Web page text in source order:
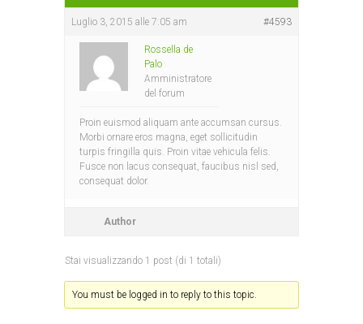
Luglio 3, 2015 alle 7:05 am #4593
Rossella de
Palo
Amministratore
del forum
Proin euismod aliquam ante accumsan cursus.
Morbi ornare eros magna, eget sollicitudin
turpis fringilla quis. Proin vitae vehicula felis.
Fusce non lacus consequat, faucibus nisl sed,
consequat dolor.
Author
Stai visualizzando 1 post (di 1 totali)
You must be logged in to reply to this topic.